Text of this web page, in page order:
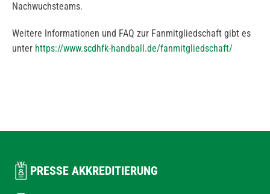
Nachwuchsteams.
Weitere Informationen und FAQ zur Fanmitgliedschaft gibt es
unter https://www.scdhfk-handball.de/fanmitgliedschaft/
PRESSE AKKREDITIERUNG